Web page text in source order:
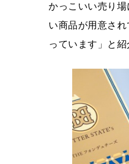
かっこいい売り
い商品が用意さ
っています」と紹